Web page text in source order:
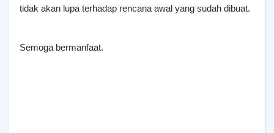
tidak akan lupa terhadap rencana awal yang sudah dibuat.
Semoga bermanfaat.